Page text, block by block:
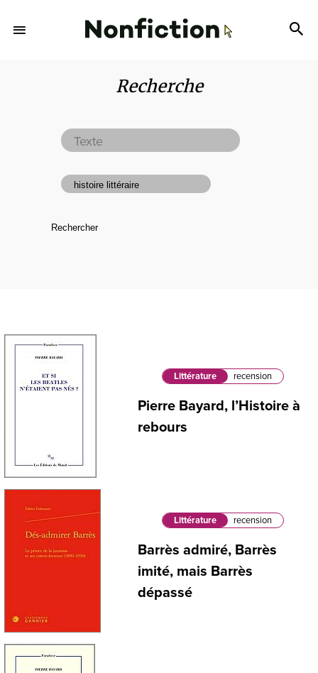
Recherche
Littérature recension
Pierre Bayard, l’Histoire à
rebours
Littérature recension
Barrès admiré, Barrès
imité, mais Barrès
dépassé